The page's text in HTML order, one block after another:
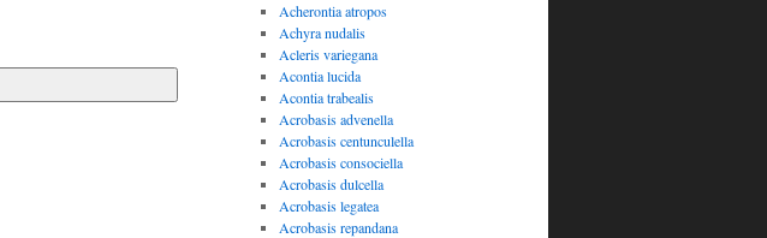
Acherontia atropos
Achyra nudalis
Acleris variegana
Acontia lucida
Acontia trabealis
Acrobasis advenella
Acrobasis centunculella
Acrobasis consociella
Acrobasis dulcella
Acrobasis legatea
Acrobasis repandana